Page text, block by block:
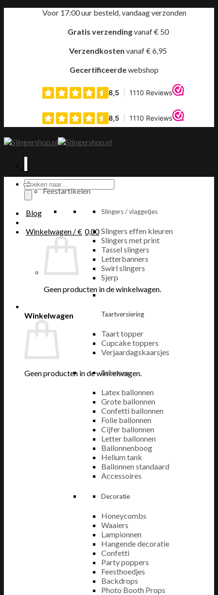
Voor 17:00 uur besteld, vandaag verzonden
Gratis verzendingvanaf € 50
Verzendkosten vanaf € 6,95
Gecertificeerdewebshop
Producten
zoeken
Blog
Winkelwagen /€ 0,00
Geen producten in de winkelwagen.
Winkelwagen
Geen producten in de winkelwagen.
Feestartikelen
Slingers / vlaggetjes
Slingers effen kleuren
Slingers met print
Tassel slingers
Letterbanners
Swirl slingers
Sjerp
Taartversiering
Taart topper
Cupcake toppers
Verjaardagskaarsjes
Ballonnen
Latex ballonnen
Grote ballonnen
Confetti ballonnen
Folie ballonnen
Cijfer ballonnen
Letter ballonnen
Ballonnenboog
Helium tank
Ballonnen standaard
Accessoires
Decoratie
Honeycombs
Waaiers
Lampionnen
Hangende decoratie
Confetti
Party poppers
Feesthoedjes
Backdrops
Photo Booth Props